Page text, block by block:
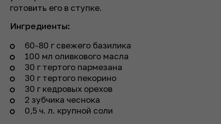
готовить его в ступке.
Ингредиенты:
60-80 г свежего базилика
100 мл оливкового масла
30 г тертого пармезана
30 г тертого пекорино
30 г кедровых орехов
2 зубчика чеснока
0,5 ч. л. крупной соли